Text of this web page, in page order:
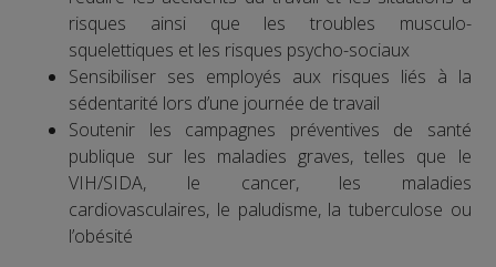
risques ainsi que les troubles musculo-
squelettiques et les risques psycho-sociaux
Sensibiliser ses employés aux risques liés à la
sédentarité lors d’une journée de travail
Soutenir les campagnes préventives de santé
publique sur les maladies graves, telles que le
VIH/SIDA, le cancer, les maladies
cardiovasculaires, le paludisme, la tuberculose ou
l’obésité